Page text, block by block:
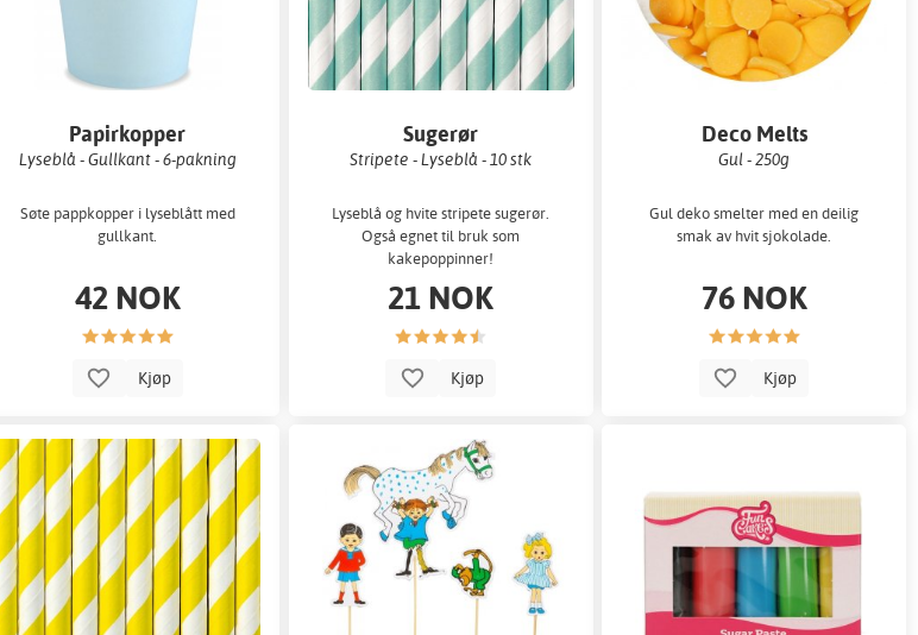
Papirkopper
Lyseblå - Gullkant - 6-pakning
Søte pappkopper i lyseblått med
gullkant.
42 NOK
Kjøp
Sugerør
Stripete - Lyseblå - 10 stk
Lyseblå og hvite stripete sugerør.
Også egnet til bruk som
kakepoppinner!
21 NOK
Kjøp
Deco Melts
Gul - 250g
Gul deko smelter med en deilig
smak av hvit sjokolade.
76 NOK
Kjøp